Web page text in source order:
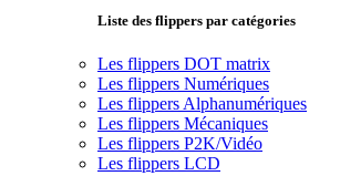
Liste des flippers par catégories
Les flippers DOT matrix
Les flippers Numériques
Les flippers Alphanumériques
Les flippers Mécaniques
Les flippers P2K/Vidéo
Les flippers LCD